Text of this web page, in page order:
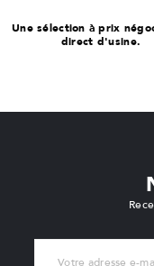
Une sélection à prix
direct d'usine.